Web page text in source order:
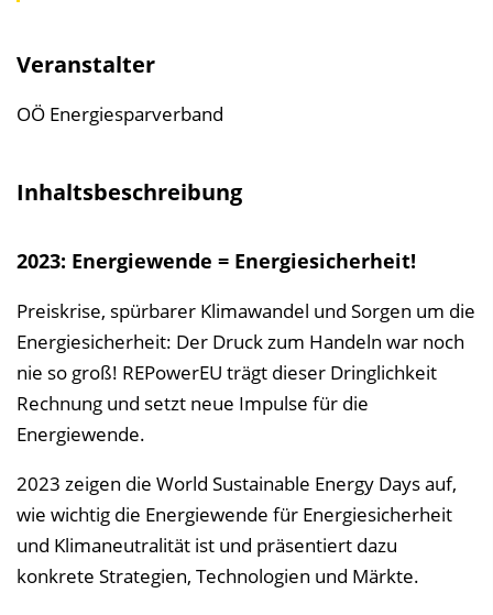
h
n
i
i
n
Veranstalter
OÖ Energiesparverband
Inhaltsbeschreibung
2023: Energiewende = Energiesicherheit!
Preiskrise, spürbarer Klimawandel und Sorgen um die
Energiesicherheit: Der Druck zum Handeln war noch
nie so groß! REPowerEU trägt dieser Dringlichkeit
Rechnung und setzt neue Impulse für die
Energiewende.
2023 zeigen die World Sustainable Energy Days auf,
wie wichtig die Energiewende für Energiesicherheit
und Klimaneutralität ist und präsentiert dazu
konkrete Strategien, Technologien und Märkte.